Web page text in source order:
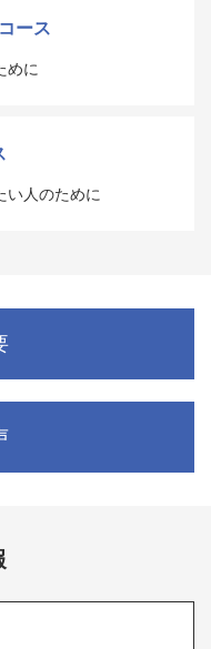
ース
めに
い人のために